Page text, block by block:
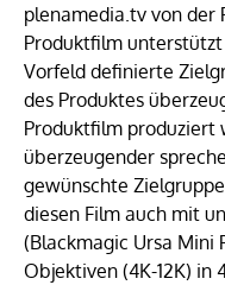
plenamedia.tv von der
Produktfilm
Vorfeld definierte
des Produktes
Produktfilm produziert
überzeugender
gewünschte
diesen Film auch mit
(Blackmagic Ursa Mini
Objektiven (4K-12K) in